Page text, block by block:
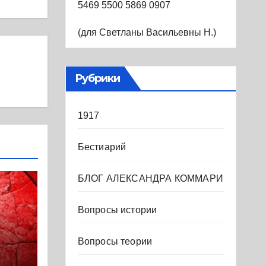
5469 5500 5869 0907
(для Светланы Васильевны Н.)
Рубрики
1917
Бестиарий
БЛОГ АЛЕКСАНДРА КОММАРИ
Вопросы истории
Вопросы теории